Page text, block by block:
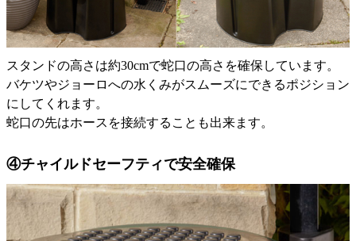
スタンドの高さは約30cmで蛇口の高さを確保しています。
バケツやジョーロへの水くみがスムーズにできるポジション
にしてくれます。
蛇口の先はホースを接続することも出来ます。
④チャイルドセーフティで安全確保